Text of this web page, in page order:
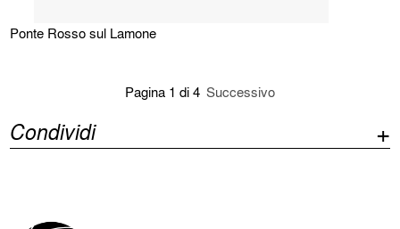
Ponte Rosso sul Lamone
Pagina 1 di 4 Successivo
Condividi